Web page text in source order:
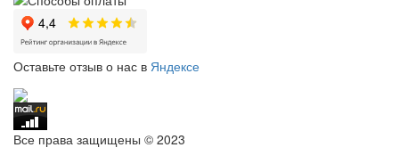
Оставьте отзыв о нас в Яндексе
Все права защищены © 2023